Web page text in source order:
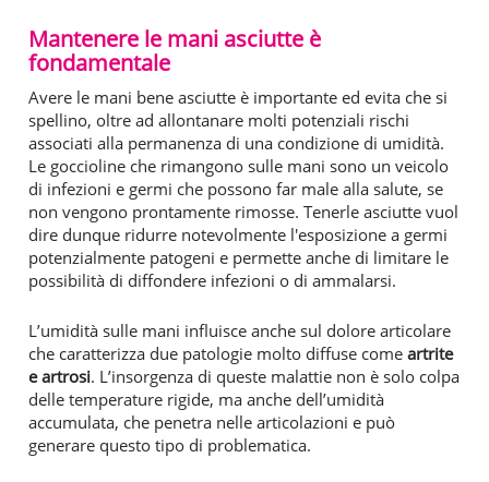
Mantenere le mani asciutte è
fondamentale
Avere le mani bene asciutte è importante ed evita che si
spellino, oltre ad allontanare molti potenziali rischi
associati alla permanenza di una condizione di umidità.
Le goccioline che rimangono sulle mani sono un veicolo
di infezioni e germi che possono far male alla salute, se
non vengono prontamente rimosse. Tenerle asciutte vuol
dire dunque ridurre notevolmente l'esposizione a germi
potenzialmente patogeni e permette anche di limitare le
possibilità di diffondere infezioni o di ammalarsi.
L’umidità sulle mani influisce anche sul dolore articolare
che caratterizza due patologie molto diffuse come artrite
e artrosi. L’insorgenza di queste malattie non è solo colpa
delle temperature rigide, ma anche dell’umidità
accumulata, che penetra nelle articolazioni e può
generare questo tipo di problematica.